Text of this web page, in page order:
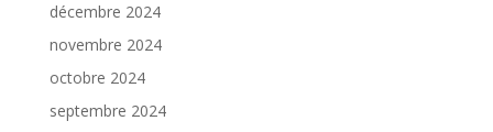
décembre 2024
novembre 2024
octobre 2024
septembre 2024